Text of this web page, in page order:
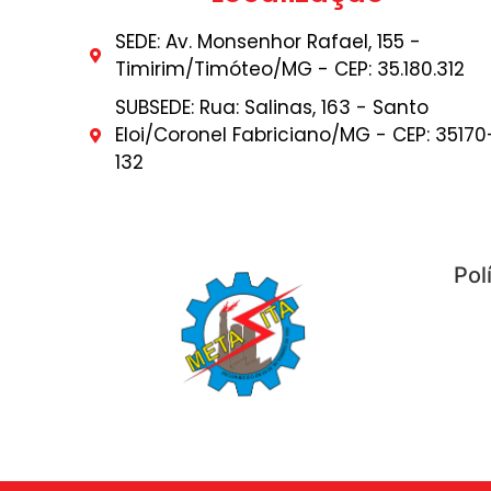
SEDE: Av. Monsenhor Rafael, 155 -
Timirim/Timóteo/MG - CEP: 35.180.312
SUBSEDE: Rua: Salinas, 163 - Santo
Eloi/Coronel Fabriciano/MG - CEP:
132